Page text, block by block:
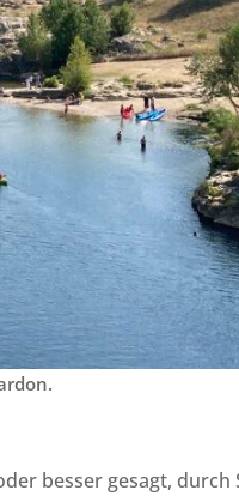
besser gesagt, durch